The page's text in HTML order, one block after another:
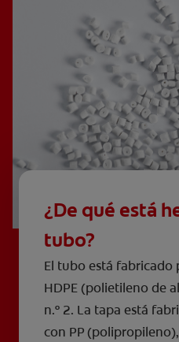
¿De qué está
tubo?
El tubo está
HDPE (polietileno de
n.º 2. La tapa está
con PP